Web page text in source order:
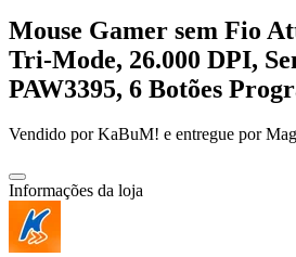
Mouse Gamer sem Fio
Tri-Mode, 26.000 DPI,
PAW3395, 6 Botões
Vendido porKaBuM! e entregue por
Informações da loja